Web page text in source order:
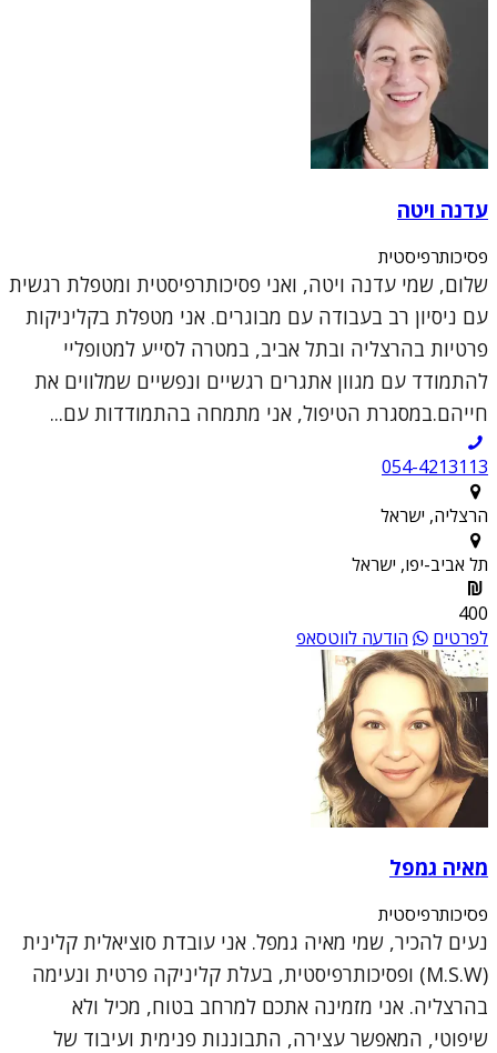
עדנה ויטה
פסיכותרפיסטית
שלום, שמי עדנה ויטה, ואני פסיכותרפיסטית ומטפלת רגשית
עם ניסיון רב בעבודה עם מבוגרים. אני מטפלת בקליניקות
פרטיות בהרצליה ובתל אביב, במטרה לסייע למטופליי
להתמודד עם מגוון אתגרים רגשיים ונפשיים שמלווים את
חייהם.במסגרת הטיפול, אני מתמחה בהתמודדות עם...
054-4213113
הרצליה, ישראל
תל אביב-יפו, ישראל
400
לפרטים
הודעה לווטסאפ
מאיה גמפל
פסיכותרפיסטית
נעים להכיר, שמי מאיה גמפל. אני עובדת סוציאלית קלינית
(M.S.W) ופסיכותרפיסטית, בעלת קליניקה פרטית ונעימה
בהרצליה. אני מזמינה אתכם למרחב בטוח, מכיל ולא
שיפוטי, המאפשר עצירה, התבוננות פנימית ועיבוד של